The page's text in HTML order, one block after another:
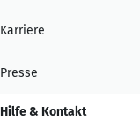
Karriere
Presse
Hilfe & Kontakt